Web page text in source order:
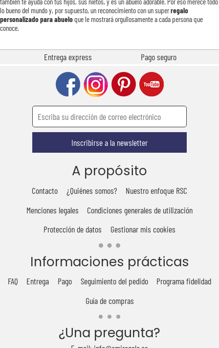
lo bueno del mundo y, por supuesto, un reconocimiento con un superregalo
personalizado para abueloque le mostrará orgullosamente a cada persona que
conoce.
Entrega express Pago seguro
Inscribirse a la newsletter
A propósito
Contacto ¿Quiénes somos?
Nuestro enfoque RSC
Menciones legales
Condiciones generales de utilización
Protección de datos
Gestionar mis cookies
Informaciones prácticas
FAQ Entrega Pago Seguimiento del pedido
Programa fidelidad
Guía de compras
¿Una pregunta?